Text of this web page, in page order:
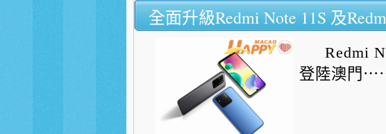
全面升級Redmi Note 11S 及
Redmi
登陸澳門